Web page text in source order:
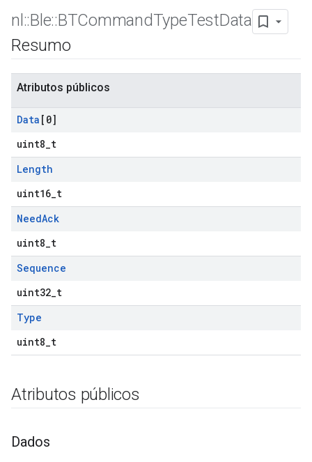
nl ::Ble::BTCommandTypeTestData
Resumo
Atributos públicos
Data [0]
uint8_t
Length
uint16_t
NeedAck
uint8_t
Sequence
uint32_t
Type
uint8_t
Atributos públicos
Dados